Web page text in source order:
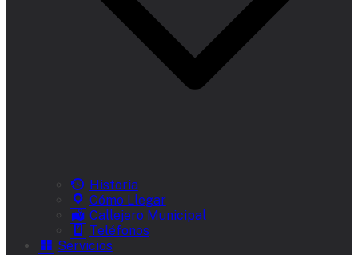
Historia
Cómo Llegar
Callejero Municipal
Teléfonos
Servicios